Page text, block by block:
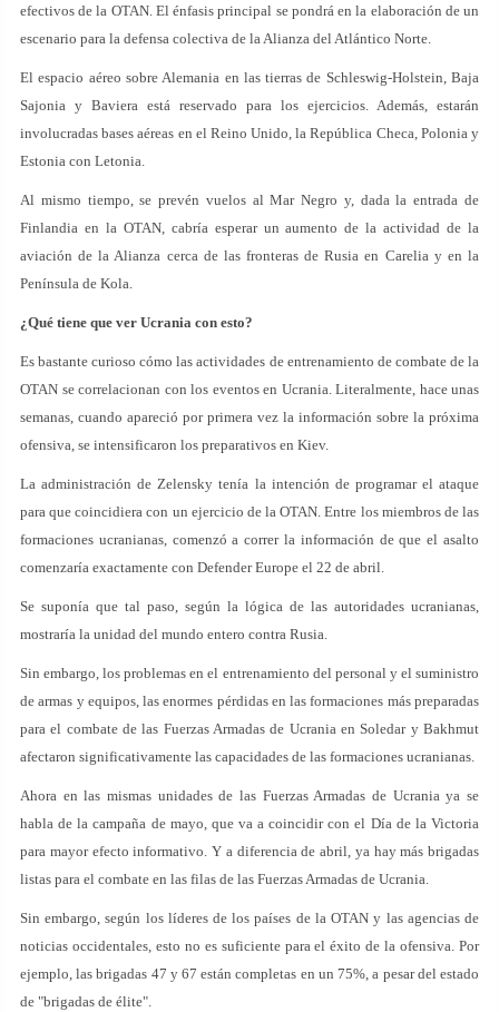
efectivos de la OTAN. El énfasis principal se pondrá en la elaboración de un
escenario para la defensa colectiva de la Alianza del Atlántico Norte.
El espacio aéreo sobre Alemania en las tierras de Schleswig-Holstein, Baja
Sajonia y Baviera está reservado para los ejercicios. Además, estarán
involucradas bases aéreas en el Reino Unido, la República Checa, Polonia y
Estonia con Letonia.
Al mismo tiempo, se prevén vuelos al Mar Negro y, dada la entrada de
Finlandia en la OTAN, cabría esperar un aumento de la actividad de la
aviación de la Alianza cerca de las fronteras de Rusia en Carelia y en la
Península de Kola.
¿Qué tiene que ver Ucrania con esto?
Es bastante curioso cómo las actividades de entrenamiento de combate de la
OTAN se correlacionan con los eventos en Ucrania. Literalmente, hace unas
semanas, cuando apareció por primera vez la información sobre la próxima
ofensiva, se intensificaron los preparativos en Kiev.
La administración de Zelensky tenía la intención de programar el ataque
para que coincidiera con un ejercicio de la OTAN. Entre los miembros de las
formaciones ucranianas, comenzó a correr la información de que el asalto
comenzaría exactamente con Defender Europe el 22 de abril.
Se suponía que tal paso, según la lógica de las autoridades ucranianas,
mostraría la unidad del mundo entero contra Rusia.
Sin embargo, los problemas en el entrenamiento del personal y el suministro
de armas y equipos, las enormes pérdidas en las formaciones más preparadas
para el combate de las Fuerzas Armadas de Ucrania en Soledar y Bakhmut
afectaron significativamente las capacidades de las formaciones ucranianas.
Ahora en las mismas unidades de las Fuerzas Armadas de Ucrania ya se
habla de la campaña de mayo, que va a coincidir con el Día de la Victoria
para mayor efecto informativo. Y a diferencia de abril, ya hay más brigadas
listas para el combate en las filas de las Fuerzas Armadas de Ucrania.
Sin embargo, según los líderes de los países de la OTAN y las agencias de
noticias occidentales, esto no es suficiente para el éxito de la ofensiva. Por
ejemplo, las brigadas 47 y 67 están completas en un 75%, a pesar del estado
de "brigadas de élite".